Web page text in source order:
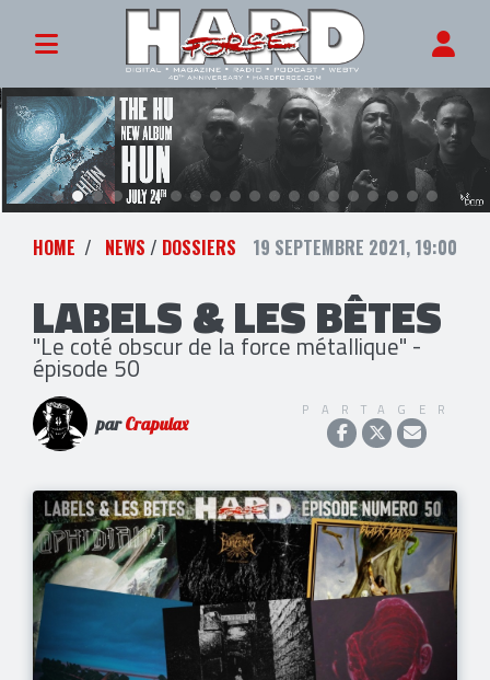
HOME NEWS / DOSSIERS 19 SEPTEMBRE 2021, 19:00
LABELS & LES BÊTES
"Le coté obscur de la force métallique" -
épisode 50
parCrapulax
PARTAGER